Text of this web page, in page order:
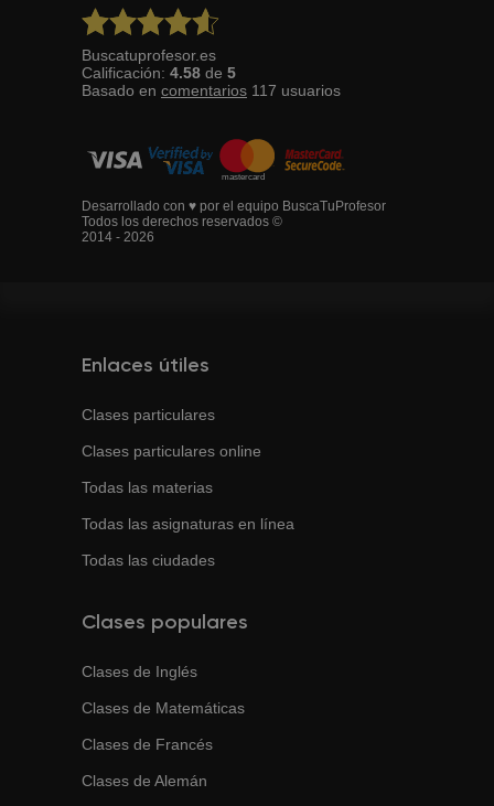
Buscatuprofesor.es
Calificación: 4.58 de 5
Basado en comentarios 117 usuarios
Desarrollado con ♥ por el equipo BuscaTuProfesor
Todos los derechos reservados ©
2014 - 2026
Enlaces útiles
Clases particulares
Clases particulares online
Todas las materias
Todas las asignaturas en línea
Todas las ciudades
Clases populares
Clases de Inglés
Clases de Matemáticas
Clases de Francés
Clases de Alemán